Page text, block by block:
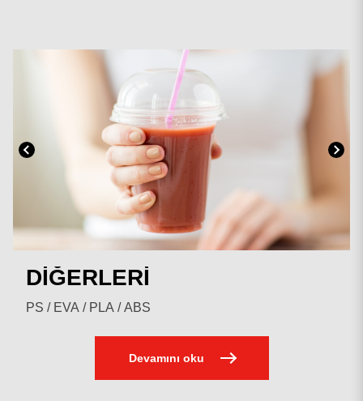
PE
DİĞERLERİ
PS / EVA / PLA / ABS
Devamını oku
PP
EPE/EPS
PE
DİĞERLERİ